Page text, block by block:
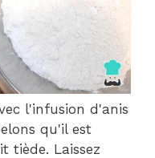
l'infusion d'anis
qu'il est
tiède. Laissez